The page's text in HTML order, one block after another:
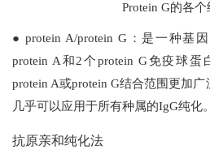
Protein G的各
● protein A/protein G：是一种基
protein A和2个protein G免疫球
protein A或protein G结合范围更加广
几乎可以应用于所有种属的IgG纯化。
抗原亲和纯化法